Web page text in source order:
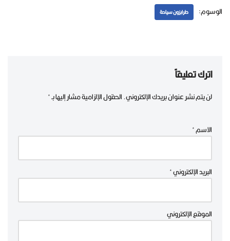
الوسوم: طرابزون سياحة
اترك تعليقاً
لن يتم نشر عنوان بريدك الإلكتروني.الحقول الإلزامية مشار إليها بـ*
الاسم*
البريد الإلكتروني*
الموقع الإلكتروني